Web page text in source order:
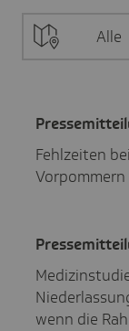
Alle
Fehlzeiten
wenn die